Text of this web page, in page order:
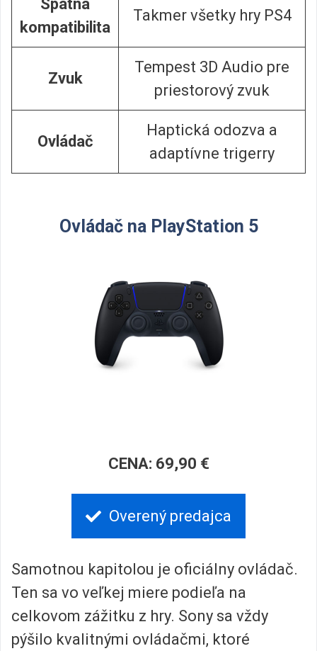
Spätná
kompatibilita
Takmer všetky hry PS4
Zvuk
Tempest 3D Audio pre
priestorový zvuk
Ovládač
Haptická odozva a
adaptívne trigerry
Ovládač na PlayStation 5
CENA: 69,90 €
Overený predajca
Samotnou kapitolou je oficiálny ovládač.
Ten sa vo veľkej miere podieľa na
celkovom zážitku z hry. Sony sa vždy
pýšilo kvalitnými ovládačmi, ktoré